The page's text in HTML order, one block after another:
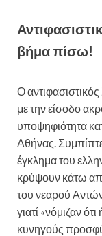
βήμα πίσω!
Ο
με την είσοδο
υποψηφιότητα
Αθήνας.
έγκλημα του
κρύψουν κάτω
του νεαρού
γιατί «νόμιζαν
κυνηγούς